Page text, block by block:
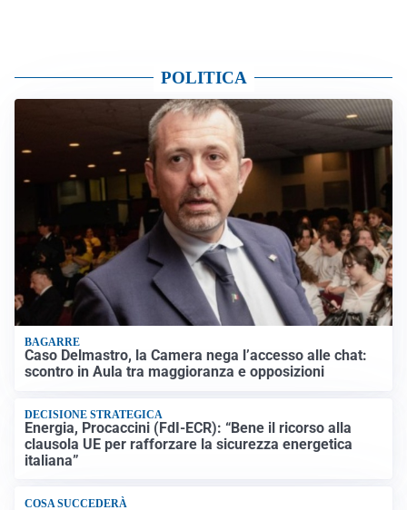
POLITICA
BAGARRE
Caso Delmastro, la Camera nega l’accesso alle chat:
scontro in Aula tra maggioranza e opposizioni
DECISIONE STRATEGICA
Energia, Procaccini (FdI-ECR): “Bene il ricorso alla
clausola UE per rafforzare la sicurezza energetica
italiana”
COSA SUCCEDERÀ